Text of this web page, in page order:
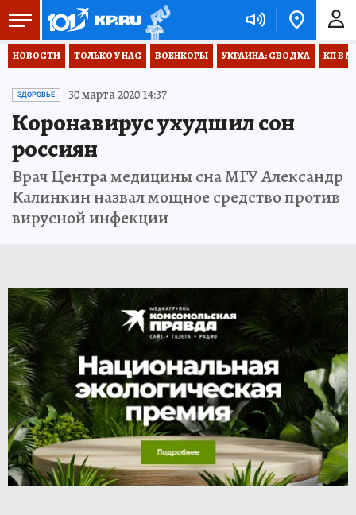
НОВОСТИ ТОЛЬКО У НАС ВОЕНКОРЫ УКРАИНА: СВОДКА КП В
ЗДОРОВЬЕ 30 марта 2020 14:37
Коронавирус ухудшил сон
россиян
Врач Центра медицины сна МГУ Александр
Калинкин назвал мощное средство против
вирусной инфекции